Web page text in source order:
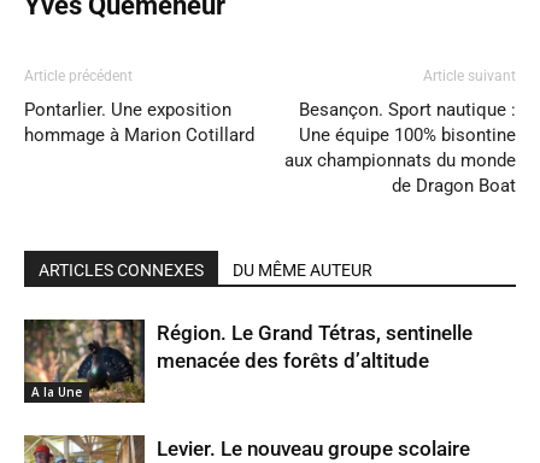
Article précédent
Pontarlier. Une exposition
hommage à Marion Cotillard
Article suivant
Besançon. Sport nautique :
Une équipe 100% bisontine
aux championnats du monde
de Dragon Boat
ARTICLES CONNEXES DU MÊME AUTEUR
A la Une
Région. Le Grand Tétras, sentinelle
menacée des forêts d’altitude
Levier. Le nouveau groupe scolaire